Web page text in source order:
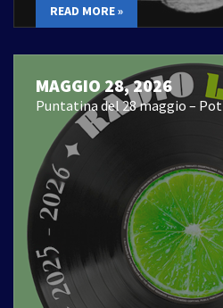
READ MORE »
MAGGIO 28, 2026
Puntatina del 28 maggio –